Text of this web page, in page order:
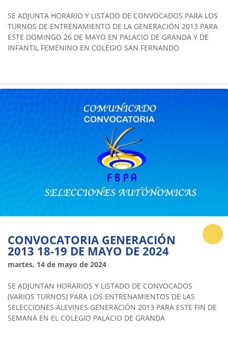
SE ADJUNTA HORARIO Y LISTADO DE CONVOCADOS PARA LOS
TURNOS DE ENTRENAMIENTO DE LA GENERACIÓN 2013 PARA
ESTE DOMINGO 26 DE MAYO EN PALACIO DE GRANDA Y DE
INFANTIL FEMENINO EN COLEGIO SAN FERNANDO
CONVOCATORIA GENERACIÓN
2013 18-19 DE MAYO DE 2024
martes, 14 de mayo de 2024
SE ADJUNTAN HORARIOS Y LISTADO DE CONVOCADOS
(VARIOS TURNOS) PARA LOS ENTRENAMIENTOS DE LAS
SELECCIONES ALEVINES GENERACIÓN 2013 PARA ESTE FIN DE
SEMANA EN EL COLEGIO PALACIO DE GRANDA